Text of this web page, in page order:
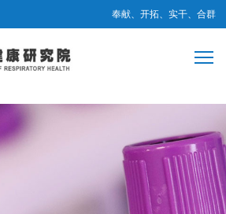
奉献、开拓、实干、合群